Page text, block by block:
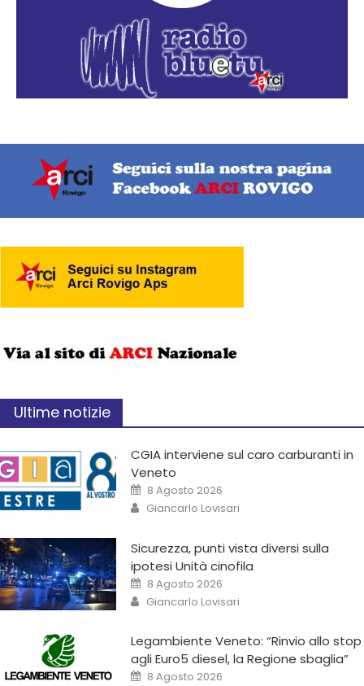
Ultime notizie
CGIA interviene sul caro carburanti in
Veneto
8 Agosto 2026
Giancarlo Lovisari
Sicurezza, punti vista diversi sulla
ipotesi Unità cinofila
8 Agosto 2026
Giancarlo Lovisari
Legambiente Veneto: “Rinvio allo stop
agli Euro5 diesel, la Regione sbaglia”
8 Agosto 2026